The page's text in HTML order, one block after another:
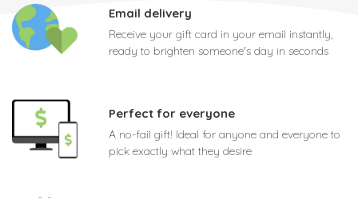
Email delivery
Receive your gift card in your email instantly,
ready to brighten someone's day in seconds
Perfect for everyone
A no-fail gift! Ideal for anyone and everyone to
pick exactly what they desire